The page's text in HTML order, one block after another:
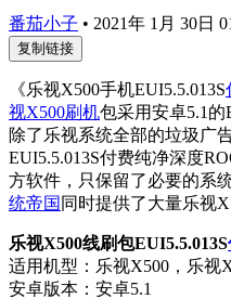
番茄小子 • 2021年 1月 30日
复制链接
《乐视X500手机EUI5.5.013S
视X500刷机包采用安卓5.1的
除了乐视系统全部的垃圾广
EUI5.5.013S付费纯净深度
方软件，只保留了必要的系
统帝国 同时提供了大量乐视
乐视X500线刷包EUI5.5.013S
适用机型：乐视X500，乐视
安卓版本：安卓5.1